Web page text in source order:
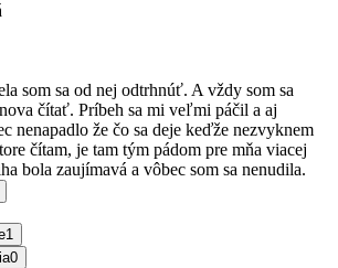
som sa od nej odtrhnúť. A vždy som sa
čítať. Príbeh sa mi veľmi páčil a aj
nenapadlo že čo sa deje keďže nezvyknem
čítam, je tam tým pádom pre mňa viacej
bola zaujímavá a vôbec som sa nenudila.
1
0